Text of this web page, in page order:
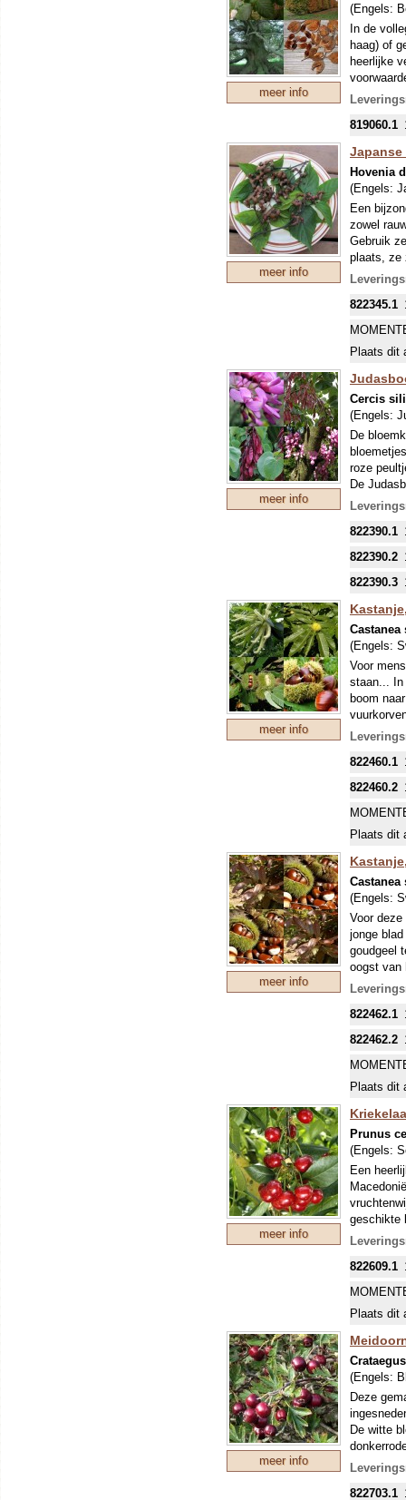
meer info
(Engels:
In de
haag) of
heerlijke
819060.1
meer info
Japanse
Hovenia
(Engels:
Een
zowel
Gebruik
plaats, ze
Het hout
822345.1
Plaats dit
meer info
Cercis
(Engels:
De
roze
De
takken en
worden
groeiende
geschikt
WORDT
OPHAAL-
822390.1
822390.2
822390.3
meer info
Castanea
(Engels:
Voor
staan... In
boom
om deze
in blik of
hete
heten ze
822460.1
822460.2
Plaats dit
meer info
Castanea
(Engels:
Voor
jonge
goudgeel
oogst van
822462.1
822462.2
Plaats dit
meer info
Prunus
(Engels:
Een
geschikte
822609.1
Plaats dit
meer info
(Engels:
Deze
De witte
krijgen,
822703.1